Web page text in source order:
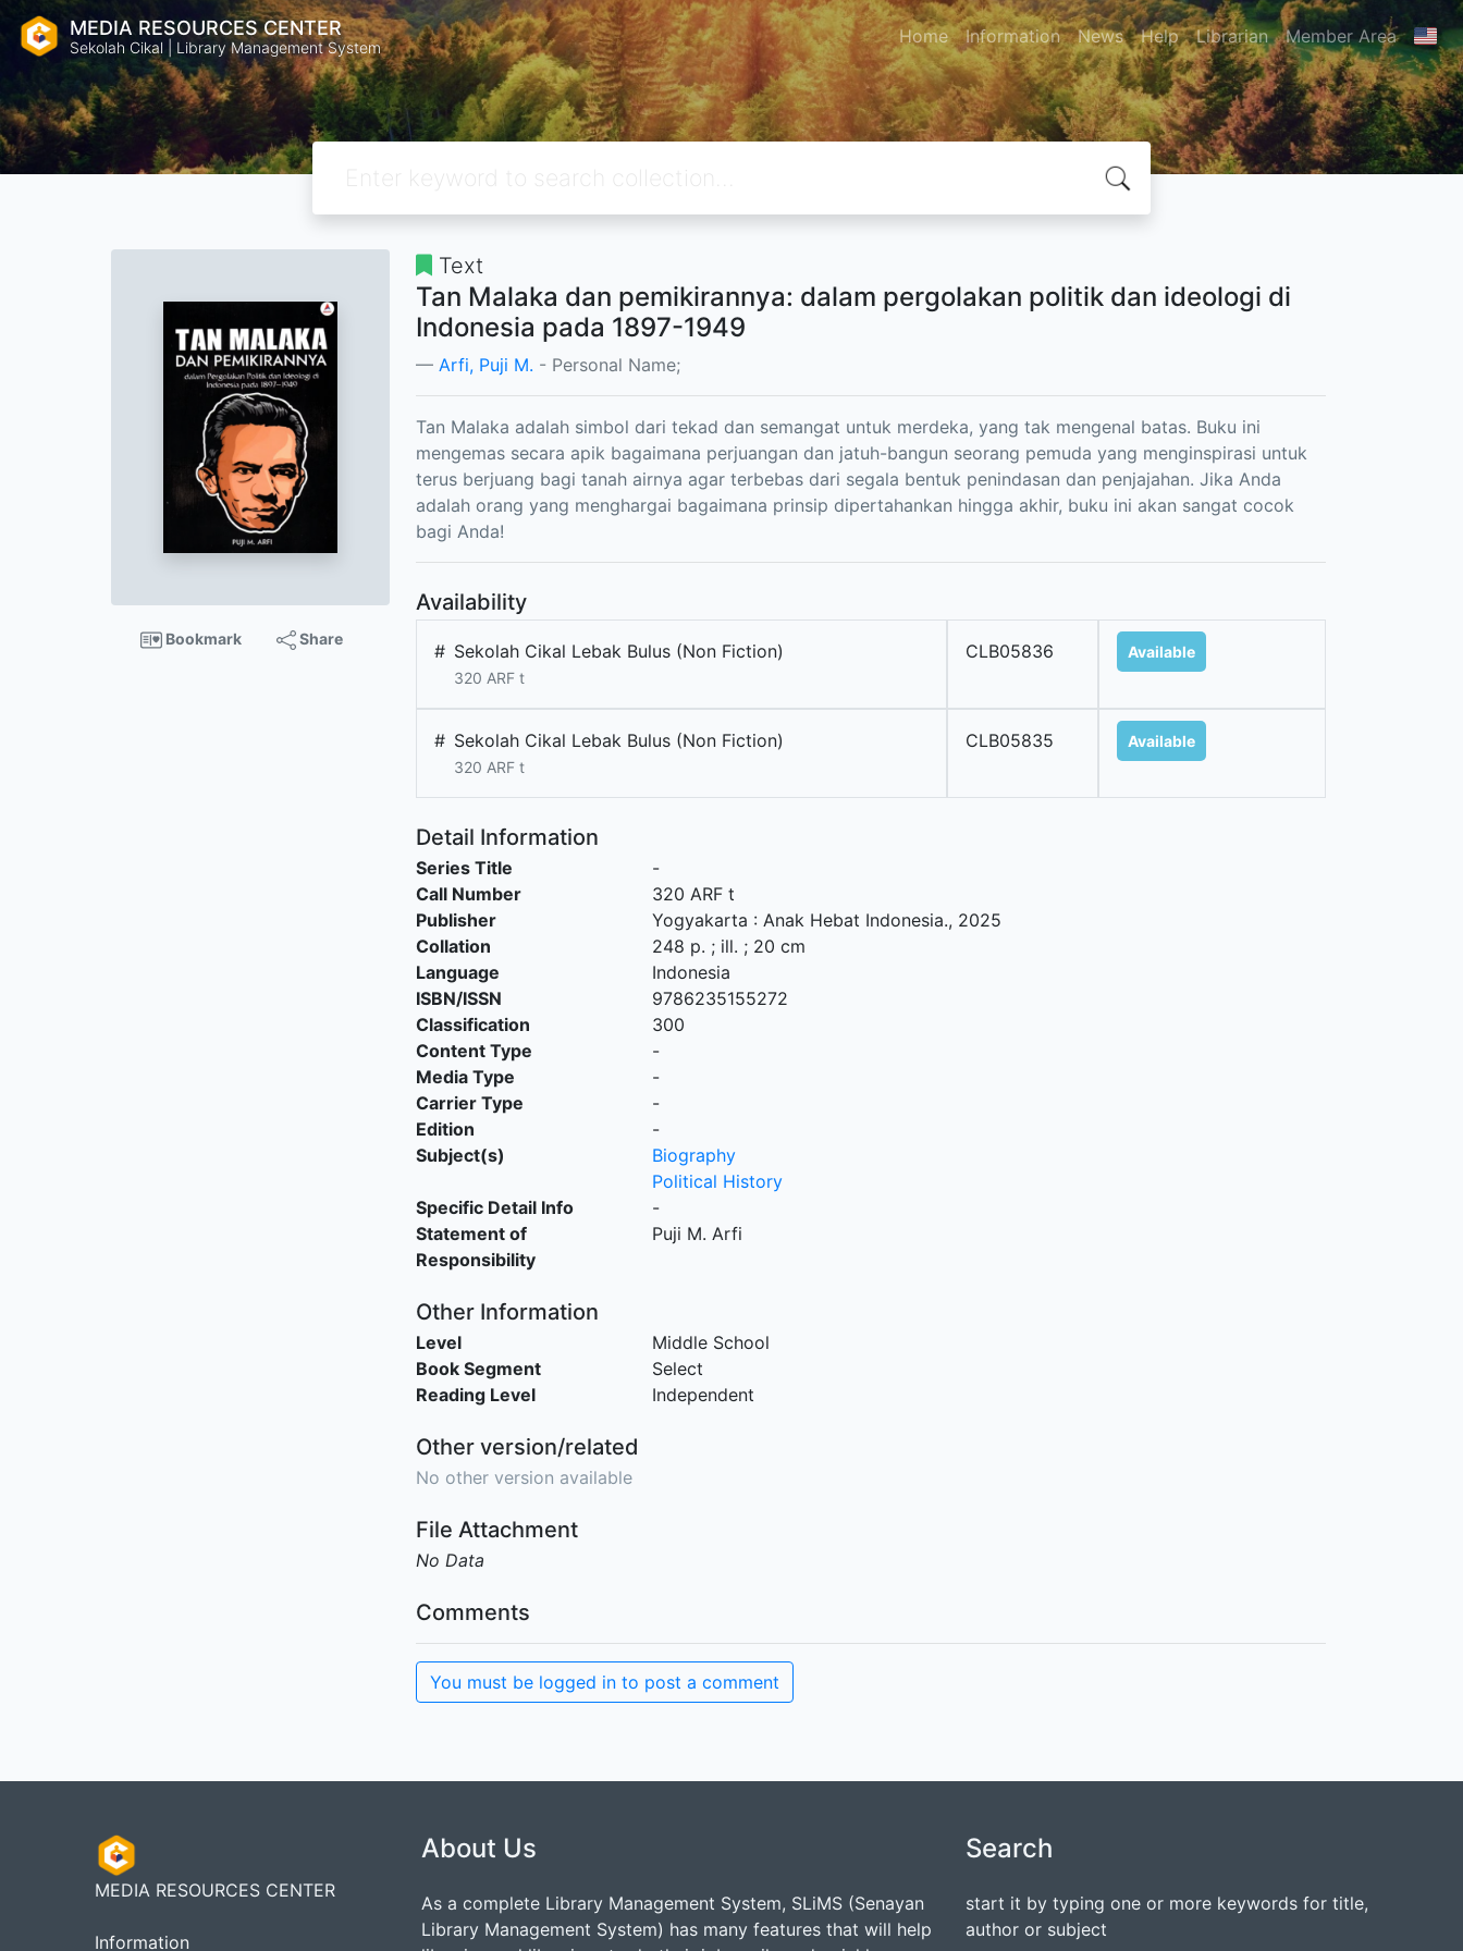
MEDIA RESOURCES CENTER
Sekolah Cikal | Library Management System Home Information News Help Librarian Member Area
Bookmark Share
Text
Tan Malaka dan pemikirannya: dalam pergolakan politik dan ideologi di
Indonesia pada 1897-1949
Arfi, Puji M. - Personal Name;
Tan Malaka adalah simbol dari tekad dan semangat untuk merdeka, yang tak mengenal batas. Buku ini
mengemas secara apik bagaimana perjuangan dan jatuh-bangun seorang pemuda yang menginspirasi untuk
terus berjuang bagi tanah airnya agar terbebas dari segala bentuk penindasan dan penjajahan. Jika Anda
adalah orang yang menghargai bagaimana prinsip dipertahankan hingga akhir, buku ini akan sangat cocok
bagi Anda!
Availability
# Sekolah Cikal Lebak Bulus (Non Fiction)
320 ARF t
CLB05836 Available
# Sekolah Cikal Lebak Bulus (Non Fiction)
320 ARF t
CLB05835 Available
Detail Information
Series Title
-
Call Number
320 ARF t
Publisher
Yogyakarta : Anak Hebat Indonesia., 2025
Collation
248 p. ; ill. ; 20 cm
Language
Indonesia
ISBN/ISSN
9786235155272
Classification
300
Content Type
-
Media Type
-
Carrier Type
-
Edition
-
Subject(s)
Biography
Political History
Specific Detail Info
-
Statement of
Responsibility
Puji M. Arfi
Other Information
Level
Middle School
Book Segment
Select
Reading Level
Independent
Other version/related
No other version available
File Attachment
No Data
Comments
You must be logged in to post a comment
MEDIA RESOURCES CENTER
Information
About Us
As a complete Library Management System, SLiMS (Senayan
Library Management System) has many features that will help
Search
start it by typing one or more keywords for title,
author or subject